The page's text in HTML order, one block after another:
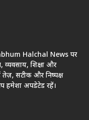
Halchal News पर
व्यवसाय, शिक्षा और
सटीक और निष्पक्ष
हमेशा अपडेटेड रहें।